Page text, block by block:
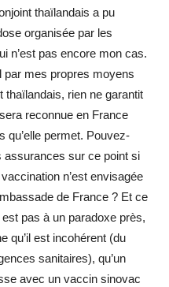
thaïlandais a pu
organisée par les
n’est pas encore mon cas.
par mes propres moyens
thaïlandais, rien ne garantit
reconnue en France
qu’elle permet. Pouvez-
assurances sur ce point si
n’est envisagée
de France ? Et ce
pas à un paradoxe près,
qu’il est incohérent (du
sanitaires), qu’un
avec un vaccin sinovac